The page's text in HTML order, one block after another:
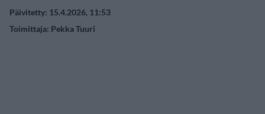
Päivitetty: 15.4.2026, 11:53
Toimittaja: Pekka Tuuri